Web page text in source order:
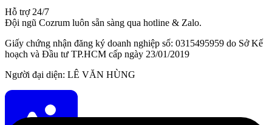
Hỗ trợ 24/7
Đội ngũ Cozrum luôn sẵn sàng qua hotline & Zalo.
Giấy chứng nhận đăng ký doanh nghiệp số: 0315495959 do Sở Kế
hoạch và Đầu tư TP.HCM cấp ngày 23/01/2019
Người đại diện: LÊ VĂN HÙNG